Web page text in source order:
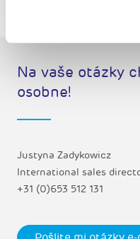
Na vaše otázky
osobne!
Justyna Zadykowicz
International sales
+31 (0)653 512 131